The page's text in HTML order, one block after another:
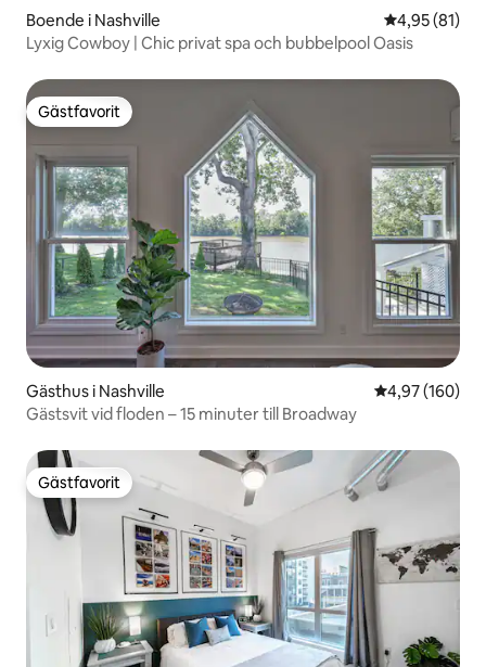
Boende i Nashville 4,95 av 5 i
4,95 (81)
Lyxig Cowboy | Chic privat spa och bubbelpool Oasis
Gästfavorit
Gästfavorit
Gästhus i Nashville 4,97 av 5 i
4,97 (160)
Gästsvit vid floden – 15 minuter till Broadway
Gästfavorit
Gästfavorit